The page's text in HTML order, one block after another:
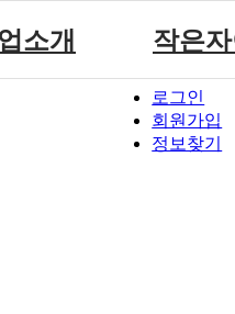
로그인
회원가입
정보찾기
소개 작은자
작은자 소식
작은자 프